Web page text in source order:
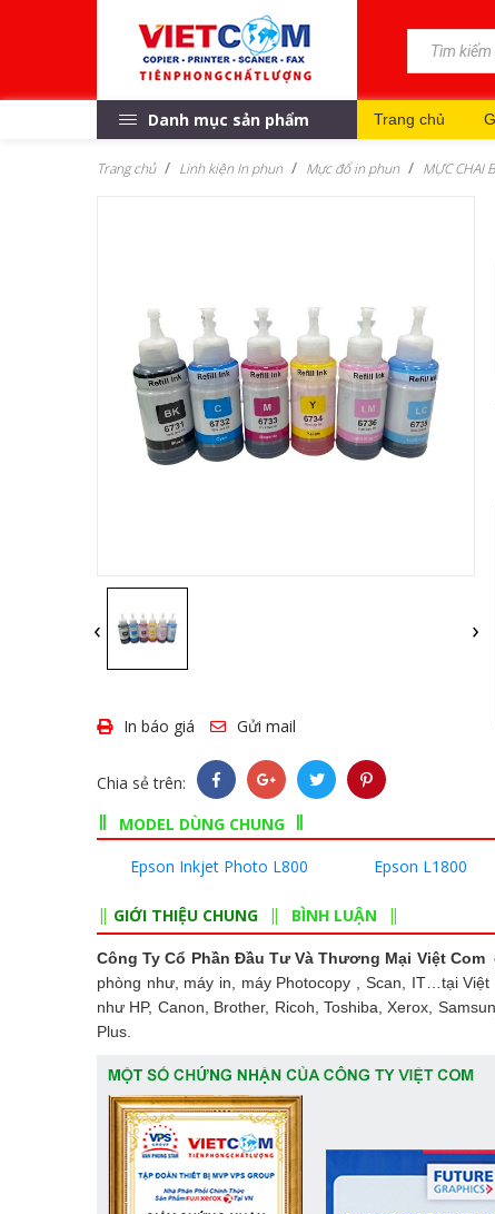
Danh mục sản phẩm Trang chủ
Trang chủ Linh kiện In phun Mực đổ in phun MỰC CHAI
‹ ›
In báo giá Gửi mail
Chia sẻ trên:
MODEL DÙNG CHUNG
Epson Inkjet Photo L800
Epson L1800
GIỚI THIỆU CHUNG BÌNH LUẬN
Công Ty Cổ Phần Đầu Tư Và Thương Mại Việt Com
phòng như, máy in, máy Photocopy , Scan, IT…tại
như HP, Canon, Brother, Ricoh, Toshiba, Xerox,
Plus.